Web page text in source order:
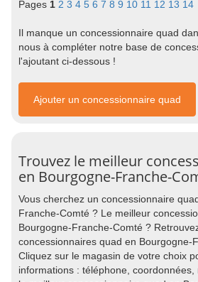
Pages 1 2 3 4 5 6 7 8 9 10 11 12 13 14
Il manque un concessionnaire quad
nous à compléter notre base de
l'ajoutant ci-dessous !
Ajouter un concessionnaire quad
Trouvez le meilleur
en Bourgogne-Franche-
Vous cherchez un concessionnaire
Franche-Comté ? Le meilleur
Bourgogne-Franche-Comté ?
concessionnaires quad en Bourgogne-
Cliquez sur le magasin de votre choix
informations : téléphone,